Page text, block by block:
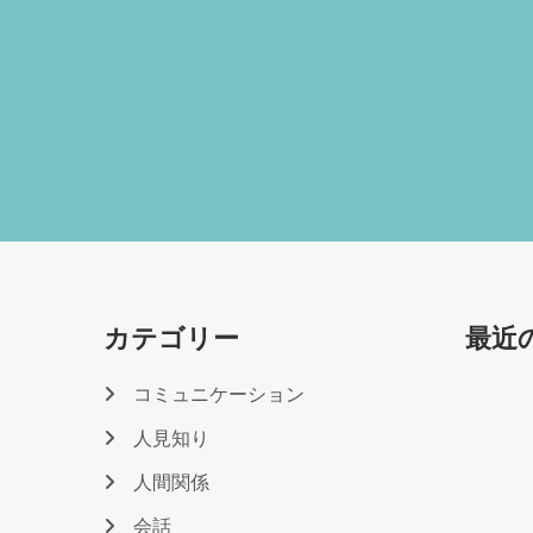
カテゴリー
コミュニケーション
人見知り
人間関係
会話
最近